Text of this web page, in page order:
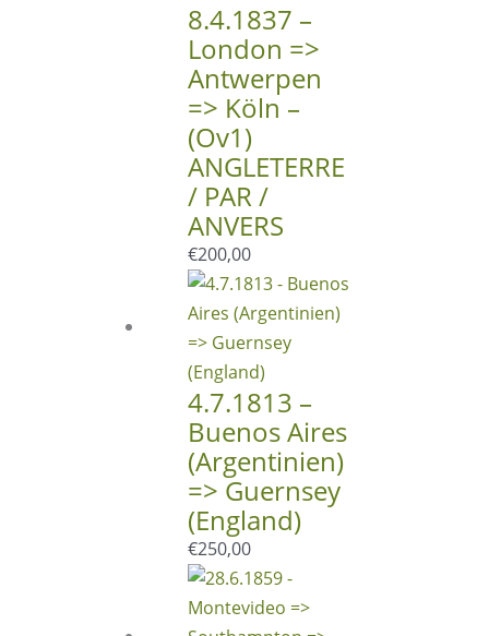
8.4.1837 –
London =>
Antwerpen
=> Köln –
(Ov1)
ANGLETERRE
/ PAR /
ANVERS
€200,00
4.7.1813 –
Buenos Aires
(Argentinien)
=> Guernsey
(England)
€250,00